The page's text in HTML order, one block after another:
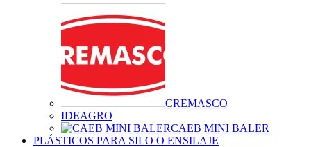
CREMASCO
IDEAGRO
CAEB MINI BALER
PLÁSTICOS PARA SILO O ENSILAJE